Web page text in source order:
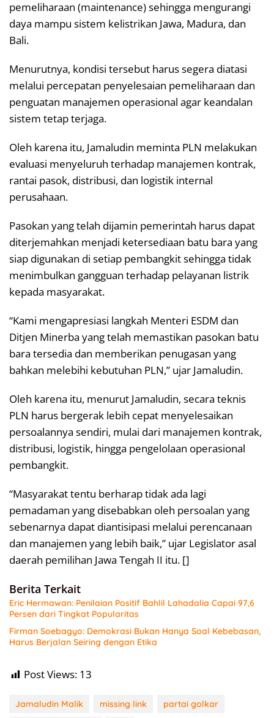
pemeliharaan (maintenance) sehingga mengurangi
daya mampu sistem kelistrikan Jawa, Madura, dan
Bali.
Menurutnya, kondisi tersebut harus segera diatasi
melalui percepatan penyelesaian pemeliharaan dan
penguatan manajemen operasional agar keandalan
sistem tetap terjaga.
Oleh karena itu, Jamaludin meminta PLN melakukan
evaluasi menyeluruh terhadap manajemen kontrak,
rantai pasok, distribusi, dan logistik internal
perusahaan.
Pasokan yang telah dijamin pemerintah harus dapat
diterjemahkan menjadi ketersediaan batu bara yang
siap digunakan di setiap pembangkit sehingga tidak
menimbulkan gangguan terhadap pelayanan listrik
kepada masyarakat.
“Kami mengapresiasi langkah Menteri ESDM dan
Ditjen Minerba yang telah memastikan pasokan batu
bara tersedia dan memberikan penugasan yang
bahkan melebihi kebutuhan PLN,” ujar Jamaludin.
Oleh karena itu, menurut Jamaludin, secara teknis
PLN harus bergerak lebih cepat menyelesaikan
persoalannya sendiri, mulai dari manajemen kontrak,
distribusi, logistik, hingga pengelolaan operasional
pembangkit.
“Masyarakat tentu berharap tidak ada lagi
pemadaman yang disebabkan oleh persoalan yang
sebenarnya dapat diantisipasi melalui perencanaan
dan manajemen yang lebih baik,” ujar Legislator asal
daerah pemilihan Jawa Tengah II itu. []
Berita Terkait
Eric Hermawan: Penilaian Positif Bahlil Lahadalia Capai 97,6
Persen dari Tingkat Popularitas
Firman Soebagyo: Demokrasi Bukan Hanya Soal Kebebasan,
Harus Berjalan Seiring dengan Etika
Post Views: 13
Jamaludin Malik missing link
partai golkar